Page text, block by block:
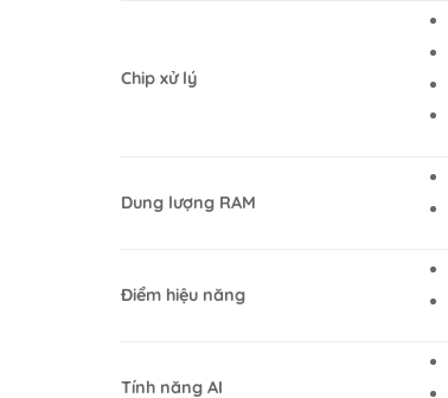
Chip xử lý
Dung lượng RAM
Điểm hiệu năng
Tính năng AI